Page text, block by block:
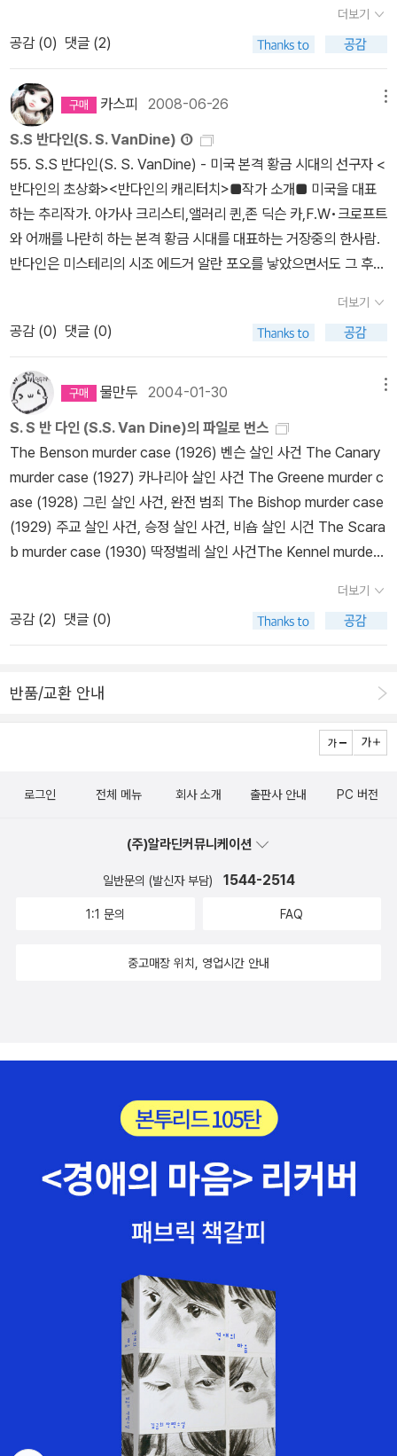
로 보이는 아이의 모습에 전적인 신뢰를 보내고, 정형화된 행동을 기
대한다는 것이 그 아이에게 얼마나 큰 상처가 될 수 있는가를 느끼게
해 준다. 특히나 천지가 자신만의 방법으로 남겨진 사람들에게 용서
의 글을 남긴 대목에서는..울컥..하는 마음이...김려령의 '우아한 거짓
말'. 제목을 깊이 생각하게 된다.북스피어에서 시리즈로 내고 있는 파
일로 밴스 시리즈 2탄. '파일로 밴스의 고뇌'이다. 두 편의 작품이 들
어가 있고 처음에는 정말 유명한 '주교 살인사건(일명 비숍 살인사
건)', 그리고 '그레이시 앨런 살인사건'이라는 작품이 들어가 있다. 사
실, 파일로 밴스가 나오는 유명한 작품은 거의 다 가지고 있다. 여기
실린 '그레이시 앨런 살인사건'과 같은 소품 빼고는 대부분. 그러면서
도 북스피어에서 나온 시리즈를 하나하나 모으고 있다. 일단 일관적
인 표지로 된 S.S.반다인의 작품들을 가지고 싶다는 게 첫번째 이유
겠다. 나는 사람마다 견해가 다르기도 하겠지만, 파일로 밴스라는 탐
정의 캐릭터를 좋아한다. 수다스럽고 현학적이고 수다스럽지만, 그래
도 그 박식함과 예리함과 그러면서도 잃지 않는 따뜻함이 좋아서라고
나 할까. 암튼, '주교 살인사건' 이야 두번 읽어도 등골이 오싹해지는
추리소설이고, '그레이시 앨런 살인사건'은 유쾌한 소품집같은 느낌이
었다. 이 시리즈가 빨랑빨랑 나왔으면 바램이 크다는. 너무 띄엄띄엄
나온다는 게지..ㅜㅜ 내가 가지고 있는 S.S.반다인의 소설들. 동서에
서도 나오고 해문에서도 나오고 황금가지에서도 나오고.. 그 중에서
벤슨 살인사건은 출판사마다 나와서 종류가 세 권이나 된다! 개인적
데 말이다. 북스피어에서는 아직 그린살인사건은 안 냈으니, 여전히
기대가 남아있다는^^
se-승정살인사건/동서추리(절판),하서(절판),일신(절판),동서DMB
The Scarab Murder Case-딱정벌레 살인사건/자유추리(절판),동
판) The Dragon Murder Case-드래곤 살인사건/해문(절판) The
Casino Murder Case-카지노 살인사건/해문(절판) The Garden
Murder Case-가든 살인사건/자유추리(절판),동서DMB,해문(절
판) The Kidnap Murder Case-유괴 살인사건 The Gracie Allen
Murder Case-그레이스 알렌 살인사건 The Winter Murder Cas
e-윈터 살인사건 앨러리 퀸의 국명 시리즈는 6권이나마 시공사와 동
서DMB에서 모두 출간되었지만 번스 시리즈는 모두 제각기여서 콜
렉션하기도 매우 힘드는 군요^^;;; 그나저나 북스피에서 번스 시리즈
발표했는데 이 글쓰는라 다시 보니 전 6권이라고 나오는데 한권당 2
편이란 뜻인지 아니면 그냥 6권만 발표한다는 뜻인지 좀 아리송했는
데 이번에 나온 책을 보니 2편을 한권으로 묶어서 출간했네요. 근데
한가지 의아한것은 일반적으로 한책도 분권형태로 출판하는 국내 출
판사의 풍토에서 장편인 두권을 한권으로 묶어서 출판하다니 참 특이
하다는 생각이 듭니다.하긴 번스 시리즈는 3권을 제외하고 모두 출판
되었으니 출판사 입장에서 독자들에게 어필한 방법이 좀 필요 했겠지
요(그러니 기존 출판된 책+처음 출판된 책을 한데 묶는 방법을 채택
했군요) 어쩔수 없이 사야 되겠지만 아무튼 12권 모두 출판되 보길 희
망해 봅니다.그래야 책장에 좀 똑바로 놓을수 있을테니까요.기존에
나온 책들은 문고본 형식의 자유추리,동서추리,동서DMB와 하드커
버의 해문판본등이 모두 뒤섞여있어 한데 모아놓가기 좀 애매했거든
모두 12권이다.1.The Benson Murder Case-벤슨 살인사건 / 자유
추리(절판),해문Q,동서DMB,황금가지2.The 'Canary' Murder Ca
se-카나리아 살인사건/ 자유추리(절판),동서DMB3.The Greene
Murder Case-그린 살인사건/동서추리(절판),하서(절판),풍림(절
판),동서DMB4.The Bishop Murder Case-승정살인사건/동서추
리(절판),하서(절판),일신(절판),동서DMB5.The Scarab Murder
Case-딱정벌레 살인사건/자유추리(절판),동서DMB6.The Kennel
Murder Case-케닐 살인사건/자유추리(절판)7.The Dragon Mur
der Case-드래곤 살인사건/해문(절판)8.The Casino Murder Ca
se-카지노 살인사건/해문(절판)9.The Garden Murder Case-가
든 살인사건/자유추리(절판),동서DMB,해문(절판)10.The Kidnap
Murder Case-유괴 살인사건11.The Gracie Allen Murder Case-
그레이스 알렌 살인사건12.The Winter Murder Case-윈터 살인사
B만 구매 가능하다.해문에서 야심차게 3권을 출간했으나 판매가 부
진했는지 번역은 되었다는데 나머지는 번역하지 않고 무슨 요리 관련
코지 미스테리로 발걸음을 옮겼는데 부디 북스피어에서 한번도 간행
되지 않은 3권을 부디 출간해 주길 바란다.by caspi
더보기
공감 (0) 댓글 (2)
카스피 2008-06-26
S.S 반다인(S. S. VanDine) ①
55. S.S 반다인(S. S. VanDine) - 미국 본격 황금 시대의 선구자 <
반다인의 초상화><반다인의 캐리터치>■작가 소개■ 미국을 대표
하는 추리작가. 아가사 크리스티,앨러리 퀸,존 딕슨 카,F.W•크로프트
와 어깨를 나란히 하는 본격 황금 시대를 대표하는 거장중의 한사람.
반다인은 미스테리의 시조 에드거 알란 포오를 낳았으면서도 그 후에
기 나타나 일약 미 추리 소설계의 최고봉에 섰던 작가로로 그 후에 나
타난 퀸과 함께 미국 본격파의 핵심으로서 활약한다. 본명은 월리엄
헌팅턴 라이트라고 하며 하버드대학원을 나와, 1907년 무렵부터 예
술 평론가로서 활약하며 미술과 문학의 신문이나 문예 잡지에 평론을
쓰거나 순수 문학의 소설을 발표하거나 하고 있었다고 한다. 그러나
예술 분야에서의 유명세에도 불구하고 저술한 원고등도 잘 팔리지 않
아서 생활고와 장래에 대한 불안으로인해 1923년경에 큰 병을 앓게
되어 요양 생활에 들어가지 않을 수 없게 된다. 이 당시 요양 생활속에
서 의사로부터 무거운 주제의 책들을 독서하는 것을 금지당하고 가벼
운 읽을 거리로서 추천받은 것이 추리소설이었다고 한다.그리고 요양
원에서 2년간에 대략 2,000권 가까운 작품을 독파하고, 나도 이정도
의 추리 소설을 쓸수있다고 생각하고 스스로 추리소설을 쓰려고 결심
했다고 한다. 그렇게 해서 쓰여졌던 것이 1926년에 자신을 모델로 한
후로도 수준 높은 작품을 차례차례로 발표해서 추리 작가로서의 지위
머리에 반드시 영어 6글자의 단어(The … Murder Case)가 붙는 작
품을 11편 발표했는데 12편의 작품중 한편은 그레이시-엘렌 살인사
건으로 이 규칙에 따르지 않았다.. 그가 쓴 12편의 작품 가운데서도
9)》은 평이 높았다. 그가 창조한 탐정 파일로 번스는 심리분석을 중
의 자신의 명성에 신경을 써서 본명을 사용하지 않고 S.S 반다인이라
는 익명으로 작품을 발표했는데 그 때문에 당시의 미국에서는 「반다
은 외가쪽 성이면 S.S는 외우기 쉬운 증기선의 약자라고 한다. 「뛰어
는 추리소설에는 연애적 요소는 두어서는 안된등의 주장을 포함시킨
페어풀레이한 수수께끼 풀기를 주창한 작가이다.여담으로 반다인은
아가사 크리스티의 애크로이드 살인사건에 대해 언페어한 작품이라
고 비난을 했다고 한다. 좀더 자세한 것을 보시려면 아래를 클릭 >>
접힌 부분 펼치기 >>S.S 반다인(S. S. VanDine) 예술 여러 분야에
(Willard Huntington Write)가 어찌하여 미스터리 소설 사상 획기
그리다>에 자세히 나와 있다. 그것을 바탕으로 그의 전 생애를 더듬
어보기로 하자. 그는 1888년 미국 버지니아 주 샤로트빌에서 태어났
다. 그가 글을 쓰기 시작한 것은 4살 때의 일로서, 그때 쓴 시가 마을
신문에 실렸었다. 4살 된 어린이의 작품치고는 실로 뛰어난 것이었다
고 한다. 그는 공부하기를 좋아하여 지식을 얻는 기쁨으로 즐겁게 학
교를 다녔다. 캘리포니아의 센트 빈선트 및 포모너 대학에서 공부했
으며, 1906년에는 하버드 대학원에서 영어학을 전공했는데, 재학 중
더보기
공감 (0) 댓글 (0)
물만두 2004-01-30
S. S 반 다인 (S.S. Van Dine)의 파일로 번스
The Benson murder case (1926) 벤슨 살인 사건 The Canary
murder case (1927) 카나리아 살인 사건 The Greene murder c
ase (1928) 그린 살인 사건, 완전 범죄 The Bishop murder case
(1929) 주교 살인 사건, 승정 살인 사건, 비숍 살인 시건 The Scara
b murder case (1930) 딱정벌레 살인 사건The Kennel murder
r case (1933) 드래건 살인 사건 The Casino murder case (193
4) 카지노 살인사건 The Garden murder case (1935) 가든 살인
사건 The Kidnap murder case (1936) The Gracie Allen murd
939)
더보기
공감 (2) 댓글 (0)
반품/교환 안내
로그인 전체 메뉴 회사 소개 출판사 안내 PC 버전
(주)알라딘커뮤니케이션
일반문의 (발신자 부담) 1544-2514
1:1 문의 FAQ
중고매장 위치, 영업시간 안내